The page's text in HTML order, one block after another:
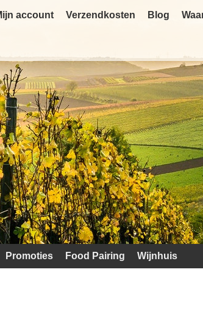
account Verzendkosten Blog
Promoties Food Pairing Wijnhuis